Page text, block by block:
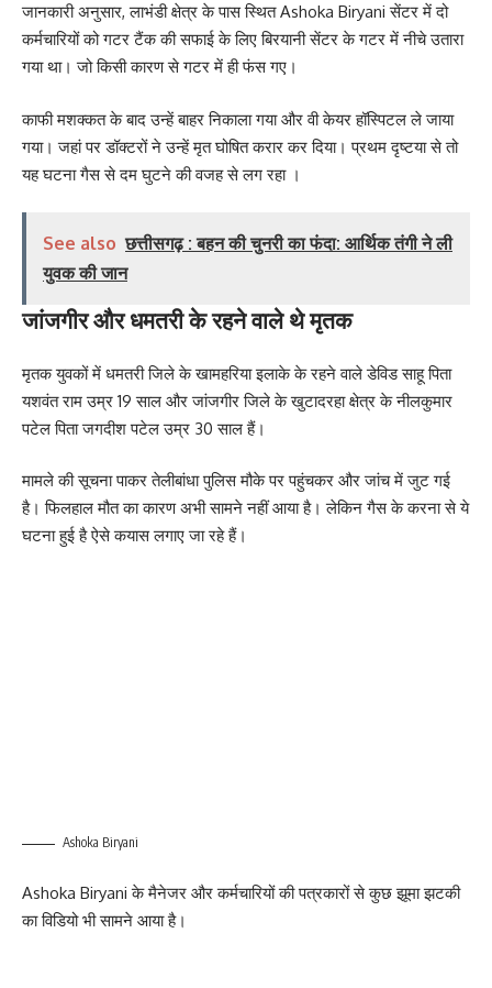
जानकारी अनुसार, लाभंडी क्षेत्र के पास स्थित Ashoka Biryani सेंटर में दो
कर्मचारियों को गटर टैंक की सफाई के लिए बिरयानी सेंटर के गटर में नीचे उतारा
गया था। जो किसी कारण से गटर में ही फंस गए।
काफी मशक्कत के बाद उन्हें बाहर निकाला गया और वी केयर हॉस्पिटल ले जाया
गया। जहां पर डॉक्टरों ने उन्हें मृत घोषित करार कर दिया। प्रथम दृष्टया से तो
यह घटना गैस से दम घुटने की वजह से लग रहा ।
See also छत्तीसगढ़ : बहन की चुनरी का फंदा: आर्थिक तंगी ने ली
युवक की जान
जांजगीर और धमतरी के रहने वाले थे मृतक
मृतक युवकों में धमतरी जिले के खामहरिया इलाके के रहने वाले डेविड साहू पिता
यशवंत राम उम्र 19 साल और जांजगीर जिले के खुटादरहा क्षेत्र के नीलकुमार
पटेल पिता जगदीश पटेल उम्र 30 साल हैं।
मामले की सूचना पाकर तेलीबांधा पुलिस मौके पर पहुंचकर और जांच में जुट गई
है। फिलहाल मौत का कारण अभी सामने नहीं आया है। लेकिन गैस के करना से ये
घटना हुई है ऐसे कयास लगाए जा रहे हैं।
Ashoka Biryani
Ashoka Biryani के मैनेजर और कर्मचारियों की पत्रकारों से कुछ झूमा झटकी
का विडियो भी सामने आया है।